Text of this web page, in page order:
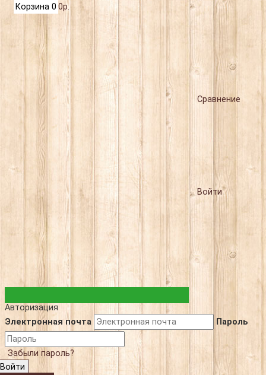
Корзина 0 0р.
Сравнение
Войти
Авторизация
Электронная почта
Пароль
Забыли пароль?
Войти